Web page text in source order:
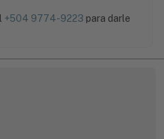
+504 9774-9223 para darle